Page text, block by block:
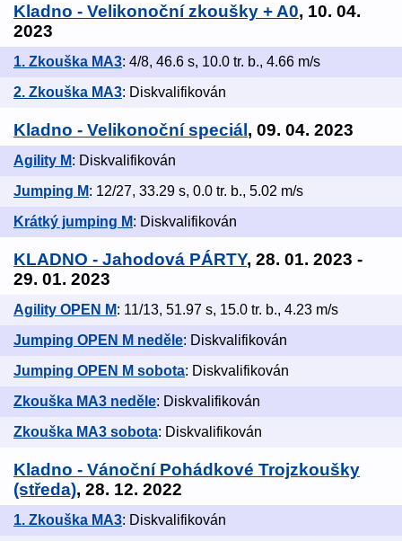
Kladno - Velikonoční zkoušky + A0, 10. 04.
2023
1. Zkouška MA3: 4/8, 46.6 s, 10.0 tr. b., 4.66 m/s
2. Zkouška MA3: Diskvalifikován
Kladno - Velikonoční speciál, 09. 04. 2023
Agility M: Diskvalifikován
Jumping M: 12/27, 33.29 s, 0.0 tr. b., 5.02 m/s
Krátký jumping M: Diskvalifikován
KLADNO - Jahodová PÁRTY, 28. 01. 2023 -
29. 01. 2023
Agility OPEN M: 11/13, 51.97 s, 15.0 tr. b., 4.23 m/s
Jumping OPEN M neděle: Diskvalifikován
Jumping OPEN M sobota: Diskvalifikován
Zkouška MA3 neděle: Diskvalifikován
Zkouška MA3 sobota: Diskvalifikován
Kladno - Vánoční Pohádkové Trojzkoušky
(středa), 28. 12. 2022
1. Zkouška MA3: Diskvalifikován